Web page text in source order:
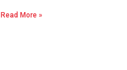
Read More »